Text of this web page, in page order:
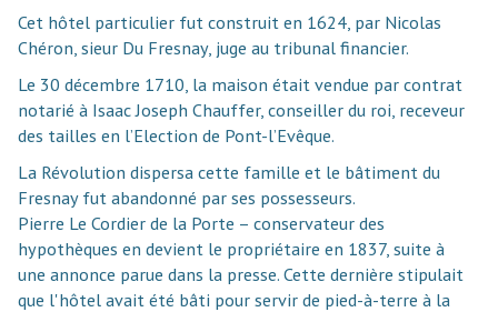
Cet hôtel particulier fut construit en 1624, par Nicolas
Chéron, sieur Du Fresnay, juge au tribunal financier.
Le 30 décembre 1710, la maison était vendue par contrat
notarié à Isaac Joseph Chauffer, conseiller du roi, receveur
des tailles en l’Election de Pont-l’Evêque.
La Révolution dispersa cette famille et le bâtiment du
Fresnay fut abandonné par ses possesseurs.
Pierre Le Cordier de la Porte – conservateur des
hypothèques en devient le propriétaire en 1837, suite à
une annonce parue dans la presse. Cette dernière stipulait
que l'hôtel avait été bâti pour servir de pied-à-terre à la